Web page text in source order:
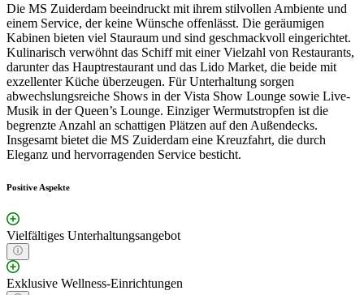
Die MS Zuiderdam beeindruckt mit ihrem stilvollen Ambiente und
einem Service, der keine Wünsche offenlässt. Die geräumigen
Kabinen bieten viel Stauraum und sind geschmackvoll eingerichtet.
Kulinarisch verwöhnt das Schiff mit einer Vielzahl von Restaurants,
darunter das Hauptrestaurant und das Lido Market, die beide mit
exzellenter Küche überzeugen. Für Unterhaltung sorgen
abwechslungsreiche Shows in der Vista Show Lounge sowie Live-
Musik in der Queen’s Lounge. Einziger Wermutstropfen ist die
begrenzte Anzahl an schattigen Plätzen auf den Außendecks.
Insgesamt bietet die MS Zuiderdam eine Kreuzfahrt, die durch
Eleganz und hervorragenden Service besticht.
Positive Aspekte
Vielfältiges Unterhaltungsangebot
Exklusive Wellness-Einrichtungen